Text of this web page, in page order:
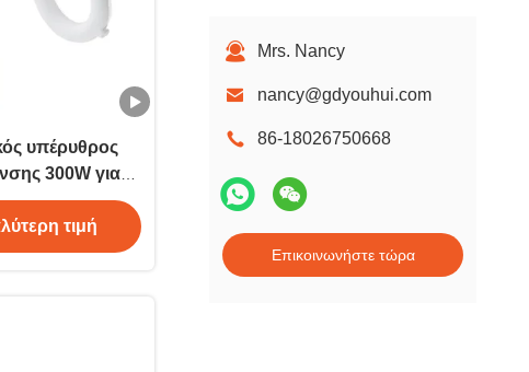
Mrs. Nancy
nancy@gdyouhui.com
86-18026750668
Επικοινωνήστε τώρα
υπέρυθρος
300W για
μέρη
τιμή